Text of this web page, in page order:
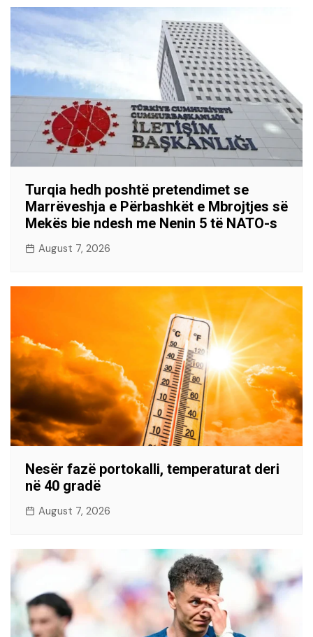
Turqia hedh poshtë pretendimet se
Marrëveshja e Përbashkët e Mbrojtjes së
Mekës bie ndesh me Nenin 5 të NATO-s
August 7, 2026
Nesër fazë portokalli, temperaturat deri
në 40 gradë
August 7, 2026